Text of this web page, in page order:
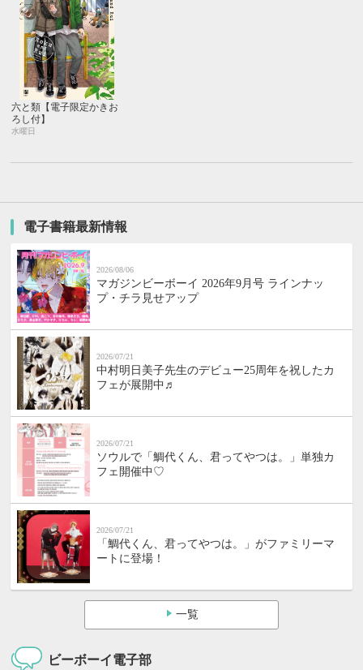
六と類【電子限定かきお
ろし付】
水曜日
電子書籍最新情報
2026/08/06
マガジンビーボーイ 2026年9月号 ラインナッ
プ・チラ見せアップ
2026/07/21
中村明日美子先生のデビュー25周年を祝したカ
フェが展開中♬
2026/07/21
ソウルで「鯛代くん、君ってやつは。」単独カ
フェ開催中♡
2026/07/21
「鯛代くん、君ってやつは。」がファミリーマ
ートに登場！
一覧
ビーボーイ電子部